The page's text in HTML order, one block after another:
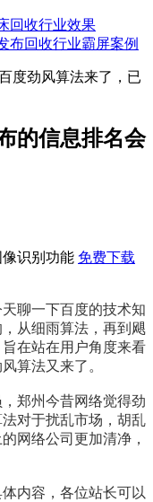
回收行业效果
布回收行业霸屏案例
度劲风算法来了，已
的信息排名会
识别功能 免费下载
聊一下百度的技术知
从细雨算法，再到飓
在站在用户角度来看
算法又来了。
郑州今昔网络觉得劲
对于扰乱市场，胡乱
网络公司更加清净，
内容，各位站长可以